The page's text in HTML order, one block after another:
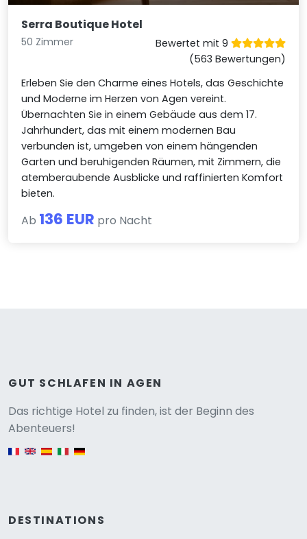
Serra Boutique Hotel
50 Zimmer
Bewertet mit 9
(563 Bewertungen)
Erleben Sie den Charme eines Hotels, das Geschichte
und Moderne im Herzen von Agen vereint.
Übernachten Sie in einem Gebäude aus dem 17.
Jahrhundert, das mit einem modernen Bau
verbunden ist, umgeben von einem hängenden
Garten und beruhigenden Räumen, mit Zimmern, die
atemberaubende Ausblicke und raffinierten Komfort
bieten.
Ab 136 EUR pro Nacht
GUT SCHLAFEN IN AGEN
Das richtige Hotel zu finden, ist der Beginn des
Abenteuers!
DESTINATIONS